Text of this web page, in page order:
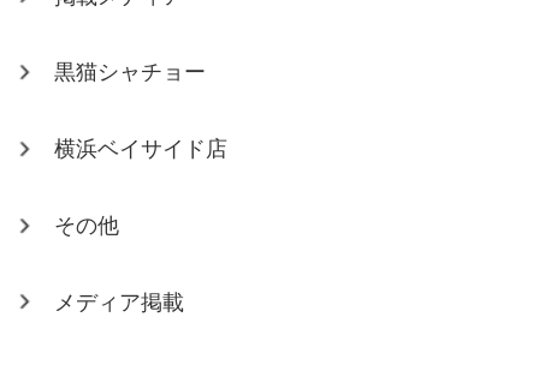
黒猫シャチョー
横浜ベイサイド店
その他
メディア掲載